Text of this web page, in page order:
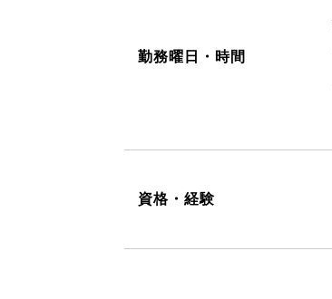
勤務曜日・時間
資格・経験